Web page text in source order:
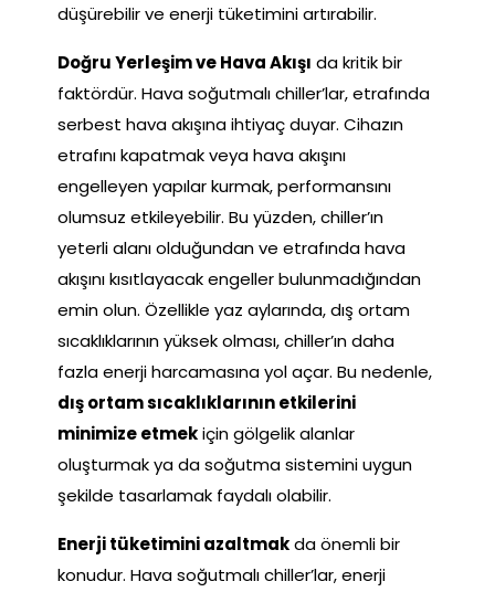
düşürebilir ve enerji tüketimini artırabilir.
Doğru Yerleşim ve Hava Akışı da kritik bir
faktördür. Hava soğutmalı chiller’lar, etrafında
serbest hava akışına ihtiyaç duyar. Cihazın
etrafını kapatmak veya hava akışını
engelleyen yapılar kurmak, performansını
olumsuz etkileyebilir. Bu yüzden, chiller’ın
yeterli alanı olduğundan ve etrafında hava
akışını kısıtlayacak engeller bulunmadığından
emin olun. Özellikle yaz aylarında, dış ortam
sıcaklıklarının yüksek olması, chiller’ın daha
fazla enerji harcamasına yol açar. Bu nedenle,
dış ortam sıcaklıklarının etkilerini
minimize etmekiçin gölgelik alanlar
oluşturmak ya da soğutma sistemini uygun
şekilde tasarlamak faydalı olabilir.
Enerji tüketimini azaltmakda önemli bir
konudur. Hava soğutmalı chiller’lar, enerji